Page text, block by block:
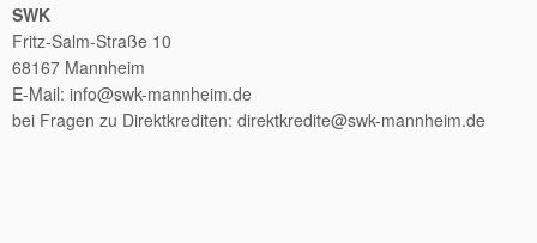
SWK
Fritz-Salm-Straße 10
68167 Mannheim
E-Mail: info@swk-mannheim.de
bei Fragen zu Direktkrediten: direktkredite@swk-mannheim.de